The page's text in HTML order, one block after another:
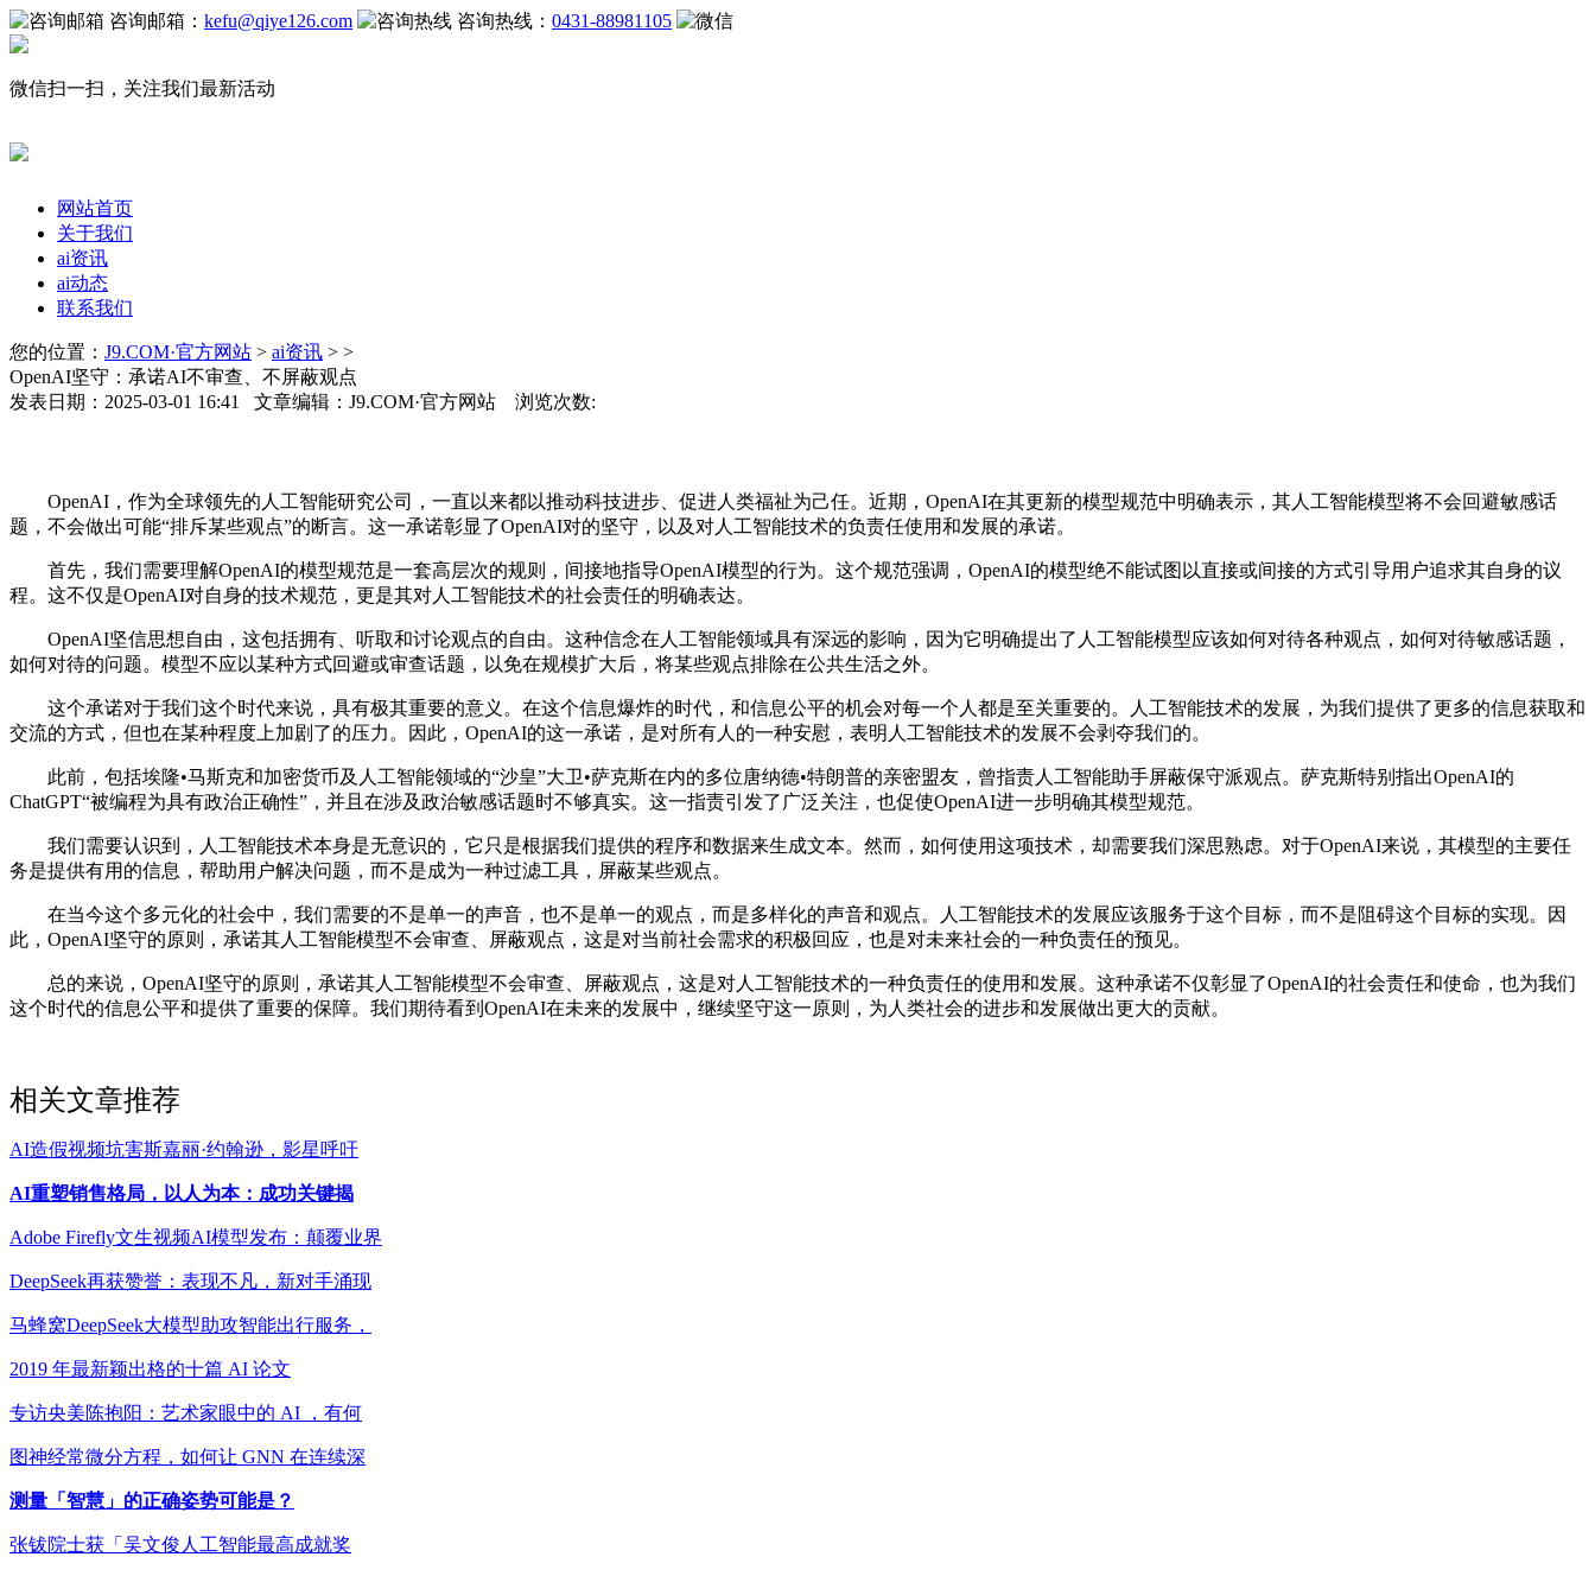
咨询邮箱： kefu@qiye126.com 咨询热线： 0431-88981105
微信扫一扫，关注我们最新活动
网站首页
关于我们
ai资讯
ai动态
联系我们
您的位置： J9.COM·官方网站 > ai资讯 > >
OpenAI坚守：承诺AI不审查、不屏蔽观点
发表日期：2025-03-01 16:41 文章编辑：J9.COM·官方网站 浏览次数:
OpenAI，作为全球领先的人工智能研究公司，一直以来都以推动科技进步、促进人类福祉为己任。近期，OpenAI在其更新的模型规范中明确表示，其人工智能模型将不会回避敏感话
题，不会做出可能“排斥某些观点”的断言。这一承诺彰显了OpenAI对的坚守，以及对人工智能技术的负责任使用和发展的承诺。
首先，我们需要理解OpenAI的模型规范是一套高层次的规则，间接地指导OpenAI模型的行为。这个规范强调，OpenAI的模型绝不能试图以直接或间接的方式引导用户追求其自身的议
程。这不仅是OpenAI对自身的技术规范，更是其对人工智能技术的社会责任的明确表达。
OpenAI坚信思想自由，这包括拥有、听取和讨论观点的自由。这种信念在人工智能领域具有深远的影响，因为它明确提出了人工智能模型应该如何对待各种观点，如何对待敏感话题，
如何对待的问题。模型不应以某种方式回避或审查话题，以免在规模扩大后，将某些观点排除在公共生活之外。
这个承诺对于我们这个时代来说，具有极其重要的意义。在这个信息爆炸的时代，和信息公平的机会对每一个人都是至关重要的。人工智能技术的发展，为我们提供了更多的信息获取和
交流的方式，但也在某种程度上加剧了的压力。因此，OpenAI的这一承诺，是对所有人的一种安慰，表明人工智能技术的发展不会剥夺我们的。
此前，包括埃隆•马斯克和加密货币及人工智能领域的“沙皇”大卫•萨克斯在内的多位唐纳德•特朗普的亲密盟友，曾指责人工智能助手屏蔽保守派观点。萨克斯特别指出OpenAI的
ChatGPT“被编程为具有政治正确性”，并且在涉及政治敏感话题时不够真实。这一指责引发了广泛关注，也促使OpenAI进一步明确其模型规范。
我们需要认识到，人工智能技术本身是无意识的，它只是根据我们提供的程序和数据来生成文本。然而，如何使用这项技术，却需要我们深思熟虑。对于OpenAI来说，其模型的主要任
务是提供有用的信息，帮助用户解决问题，而不是成为一种过滤工具，屏蔽某些观点。
在当今这个多元化的社会中，我们需要的不是单一的声音，也不是单一的观点，而是多样化的声音和观点。人工智能技术的发展应该服务于这个目标，而不是阻碍这个目标的实现。因
此，OpenAI坚守的原则，承诺其人工智能模型不会审查、屏蔽观点，这是对当前社会需求的积极回应，也是对未来社会的一种负责任的预见。
总的来说，OpenAI坚守的原则，承诺其人工智能模型不会审查、屏蔽观点，这是对人工智能技术的一种负责任的使用和发展。这种承诺不仅彰显了OpenAI的社会责任和使命，也为我们
这个时代的信息公平和提供了重要的保障。我们期待看到OpenAI在未来的发展中，继续坚守这一原则，为人类社会的进步和发展做出更大的贡献。
相关文章推荐
AI造假视频坑害斯嘉丽·约翰逊，影星呼吁
AI重塑销售格局，以人为本：成功关键揭
Adobe Firefly文生视频AI模型发布：颠覆业界
DeepSeek再获赞誉：表现不凡，新对手涌现
马蜂窝DeepSeek大模型助攻智能出行服务，
2019 年最新颖出格的十篇 AI 论文
专访央美陈抱阳：艺术家眼中的 AI ，有何
图神经常微分方程，如何让 GNN 在连续深
测量「智慧」的正确姿势可能是？
张钹院士获「吴文俊人工智能最高成就奖